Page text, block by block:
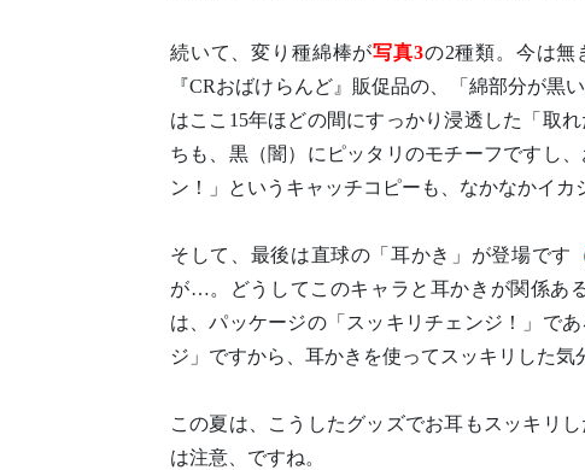
続いて、変り種綿棒が写真3の2種類。今は無
『CRおばけらんど』販促品の、「綿部分が黒
はここ15年ほどの間にすっかり浸透した「取
ちも、黒（闇）にピッタリのモチーフですし
ン！」というキャッチコピーも、なかなかイカ
そして、最後は直球の「耳かき」が登場です
が…。どうしてこのキャラと耳かきが関係
は、パッケージの「スッキリチェンジ！」で
ジ」ですから、耳かきを使ってスッキリした気
この夏は、こうしたグッズでお耳もスッキリ
は注意、ですね。